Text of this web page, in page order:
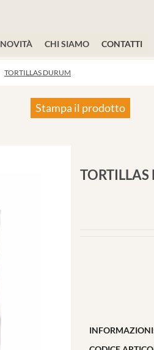
NOVITÀ CHI SIAMO CONTATTI
TORTILLAS DURUM
Stampa il prodotto
TORTILLAS